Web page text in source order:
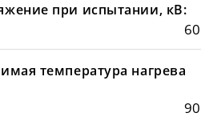
при испытании, кВ:
60
температура нагрева
90